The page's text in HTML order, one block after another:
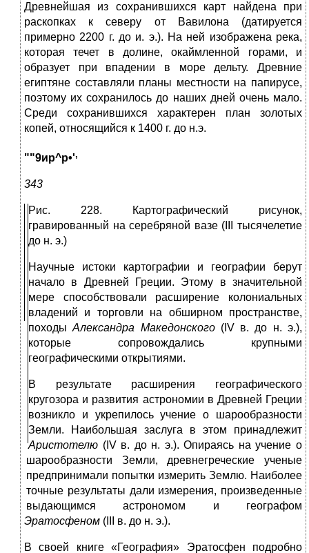
Древнейшая из сохранившихся карт найдена при
раскопках к северу от Вавилона (датируется
примерно 2200 г. до и. э.). На ней изображена река,
которая течет в долине, окаймленной горами, и
образует при впадении в море дельту. Древние
египтяне составля­ли планы местности на папирусе,
поэтому их сохранилось до наших дней очень мало.
Среди сохранившихся характерен план золотых
копей, относящийся к 1400 г. до н.э.
""9иp^p•',
343
Рис. 228. Картографический рисунок,
гравированный на серебряной вазе (III ты­сячелетие
до н. э.)
Научные истоки картографии и географии берут
начало в Древней Греции. Этому в значительной
мере спо­собствовали расширение колониальных
владений и торговли на об­ширном пространстве,
походыАлександра Македонского (IV в. до н. э.),
которые сопровождались крупными
географическими открытиями.
В результате расширения географического
кругозора и раз­вития астрономии в Древней Греции
возникло и укрепилось учение о шарообразности
Земли. Наибольшая заслуга в этом принадлежит
Аристотелю (IV в. до н. э.). Опираясь на учение о
шарообразности Земли, древнегреческие ученые
предпринимали попытки измерить Землю. Наиболее
точные результаты дали измерения, произведенные
выдающимся астрономом и географом
Эратосфеном (III в. до н. э.).
В своей книге «География» Эратосфен подробно